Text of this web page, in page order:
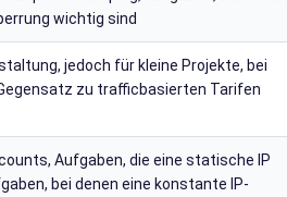
wichtig sind
jedoch für kleine Projekte, bei
zu trafficbasierten Tarifen
Aufgaben, die eine statische IP
bei denen eine konstante IP-